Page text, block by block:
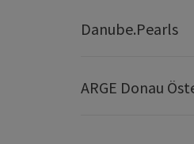
Danube.Pearls
ARGE Donau